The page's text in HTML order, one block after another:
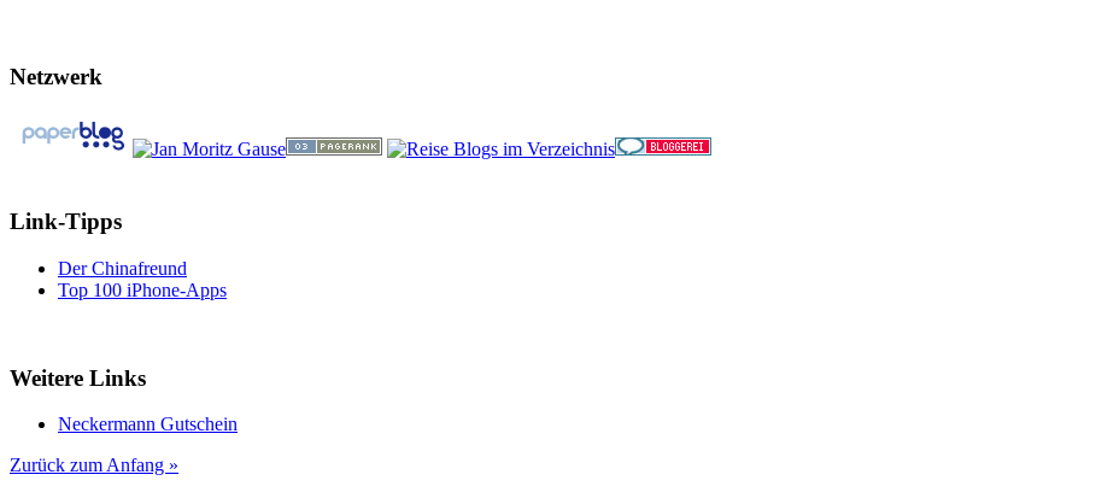
Netzwerk
Link-Tipps
Der Chinafreund
Top 100 iPhone-Apps
Weitere Links
Neckermann Gutschein
Zurück zum Anfang »